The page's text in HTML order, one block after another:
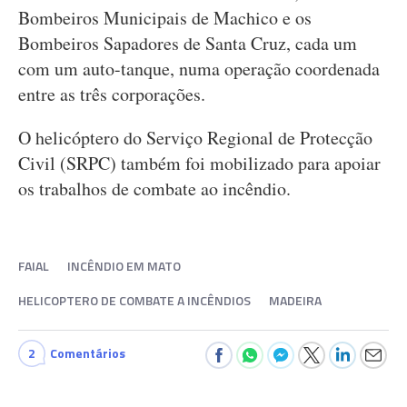
Bombeiros Municipais de Machico e os
Bombeiros Sapadores de Santa Cruz, cada um
com um auto-tanque, numa operação coordenada
entre as três corporações.
O helicóptero do Serviço Regional de Protecção
Civil (SRPC) também foi mobilizado para apoiar
os trabalhos de combate ao incêndio.
FAIAL
INCÊNDIO EM MATO
HELICOPTERO DE COMBATE A INCÊNDIOS
MADEIRA
2 Comentários